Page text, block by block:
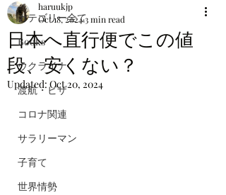
カテゴリー全て
Books
ウクライナ
渡航・ビザ
コロナ関連
サラリーマン
子育て
世界情勢
日本へ直行便でこの値
段、安くない？
haruukjp
Oct 18, 20243 min read
Updated:Oct 20, 2024